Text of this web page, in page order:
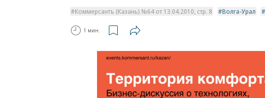
Коммерсантъ (Казань) №64 от 13.04.2010, стр. 8 Волга-Урал
1 мин.